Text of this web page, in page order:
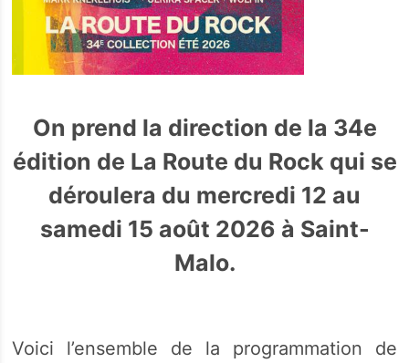
On prend la direction de la 34e
édition de La Route du Rock qui se
déroulera du mercredi 12 au
samedi 15 août 2026 à Saint-
Malo.
Voici l’ensemble de la programmation de